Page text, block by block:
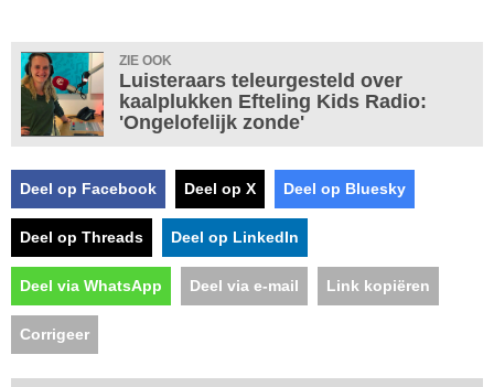
ZIE OOK
Luisteraars teleurgesteld over
kaalplukken Efteling Kids Radio:
'Ongelofelijk zonde'
Deel op Facebook Deel op X Deel op Bluesky
Deel op Threads Deel op LinkedIn
Deel via WhatsApp Deel via e-mail Link kopiëren
Corrigeer